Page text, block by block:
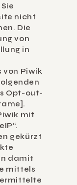
nicht
Die
von
in
von Piwik
Opt-out-
mit
gekürzt
damit
mittels